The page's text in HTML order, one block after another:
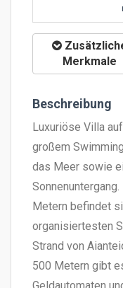
Merkmale
Beschreibung
Luxuriöse Villa
großem
das Meer sowie
Metern befindet
organisiertesten
Strand von
500 Metern gibt